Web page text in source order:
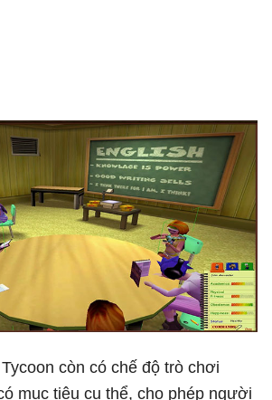
còn có chế độ trò chơi
mục tiêu cụ thể, cho phép người